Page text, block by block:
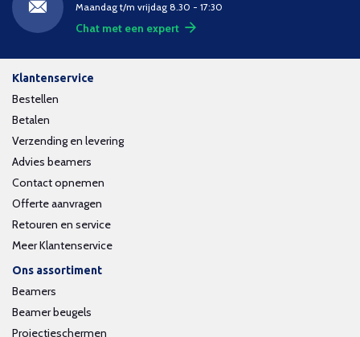
Maandag t/m vrijdag 8.30 - 17:30
Chat met een expert
Klantenservice
Bestellen
Betalen
Verzending en levering
Advies beamers
Contact opnemen
Offerte aanvragen
Retouren en service
Meer Klantenservice
Ons assortiment
Beamers
Beamer beugels
Projectieschermen